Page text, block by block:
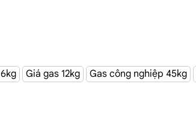
Giá gas 12kg Gas công nghiệp 45kg